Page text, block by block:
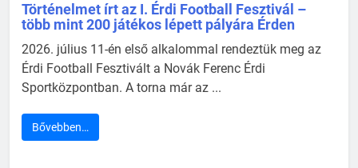
Történelmet írt az I. Érdi Football Fesztivál –
több mint 200 játékos lépett pályára Érden
2026. július 11-én első alkalommal rendeztük meg az
Érdi Football Fesztivált a Novák Ferenc Érdi
Sportközpontban. A torna már az ...
Bővebben…